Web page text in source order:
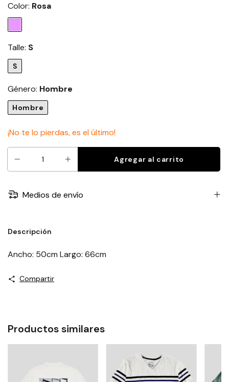
Color: Rosa
Talle: S
S
Género: Hombre
Hombre
¡No te lo pierdas, es el último!
Medios de envío
Descripción
Ancho: 50cm Largo: 66cm
Compartir
Productos similares